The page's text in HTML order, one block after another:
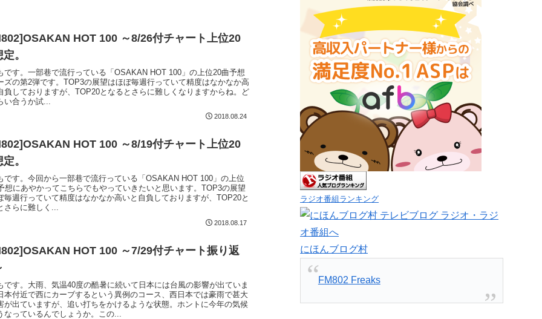
HOT 100 ～8/26付チャート上位20
。
です。一部巷で流行っている「OSAKAN HOT 100」の上位20曲予想
ズの第2弾です。TOP3の展望はほぼ毎週行っていて精度はなかなか高
負しておりますが、TOP20となるとさらに難しくなりますからね。ど
い合うか試...
2018.08.24
HOT 100 ～8/19付チャート上位20
。
です。今回から一部巷で流行っている「OSAKAN HOT 100」の上位
想にあやかってこちらでもやっていきたいと思います。TOP3の展望
毎週行っていて精度はなかなか高いと自負しておりますが、TOP20と
さらに難しく...
2018.08.17
HOT 100 ～7/29付チャート振り返
です。大雨、気温40度の酷暑に続いて日本には台風の影響が出ていま
本付近で西にカーブするという異例のコース、西日本では豪雨で甚大
が出ていますが、追い打ちをかけるような状態。ホントに今年の気候
なっているんでしょうか。この...
ラジオ番組ランキング
にほんブログ村
FM802 Freaks